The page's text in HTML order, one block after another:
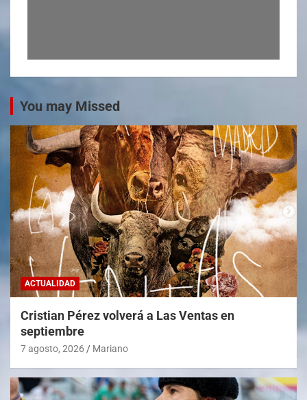
You may Missed
ACTUALIDAD
Cristian Pérez volverá a Las Ventas en
septiembre
7 agosto, 2026 Mariano